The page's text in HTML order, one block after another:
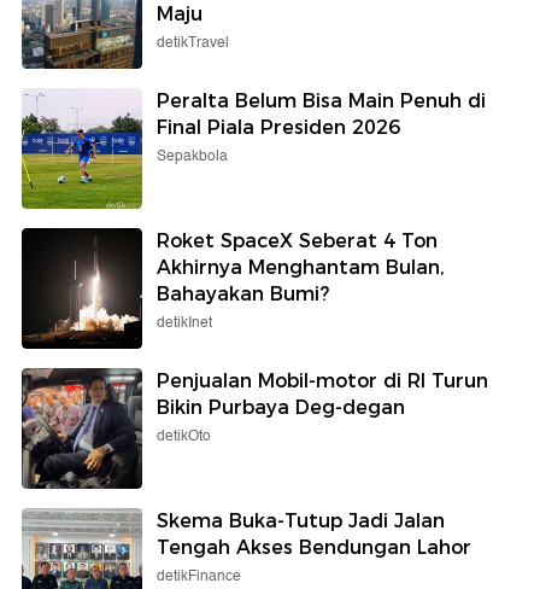
Maju
detikTravel
Peralta Belum Bisa Main Penuh di
Final Piala Presiden 2026
Sepakbola
Roket SpaceX Seberat 4 Ton
Akhirnya Menghantam Bulan,
Bahayakan Bumi?
detikInet
Penjualan Mobil-motor di RI Turun
Bikin Purbaya Deg-degan
detikOto
Skema Buka-Tutup Jadi Jalan
Tengah Akses Bendungan Lahor
detikFinance